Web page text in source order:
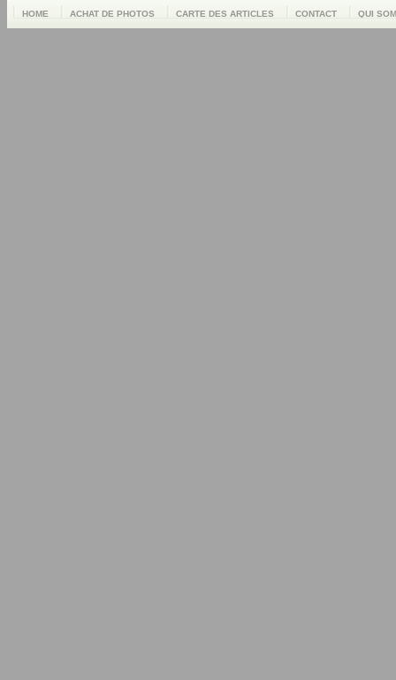
HOME ACHAT DE PHOTOS CARTE DES ARTICLES CONTACT QUI